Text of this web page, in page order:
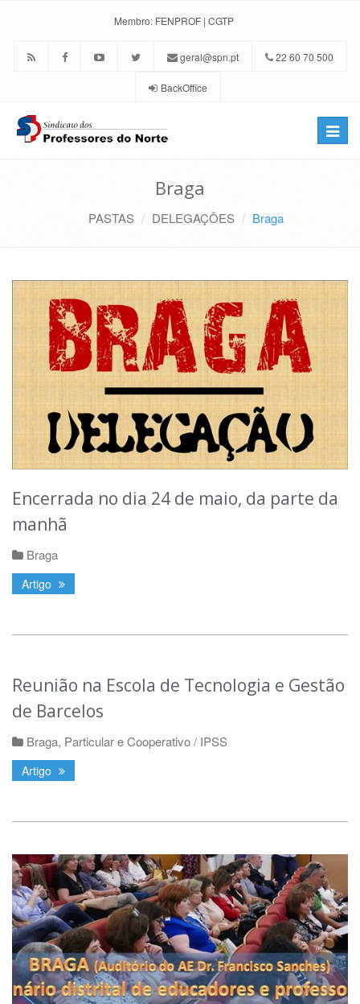
Membro: FENPROF | CGTP
geral@spn.pt 22 60 70 500
BackOffice
Toggle
Braga
PASTAS DELEGAÇÕES Braga
Encerrada no dia 24 de maio, da parte da
manhã
Braga
Artigo
Reunião na Escola de Tecnologia e Gestão
de Barcelos
Braga, Particular e Cooperativo / IPSS
Artigo